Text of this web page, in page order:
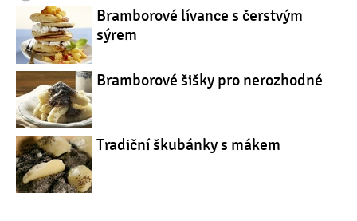
Bramborové lívance s čerstvým
sýrem
Bramborové šišky pro nerozhodné
Tradiční škubánky s mákem